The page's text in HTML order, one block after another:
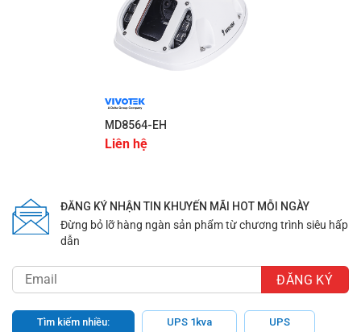
MD8564-EH
Liên hệ
ĐĂNG KÝ NHẬN TIN KHUYẾN MÃI HOT MỖI NGÀY
Đừng bỏ lỡ hàng ngàn sản phẩm từ chương trình siêu hấp
dẫn
Tìm kiếm nhiều: UPS 1kva UPS